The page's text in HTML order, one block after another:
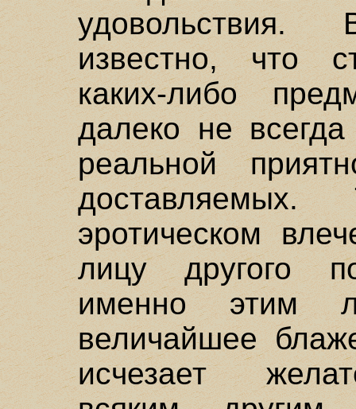
известно, что
каких-либо
далеко не всегда
реальной
эротическом
лицу другого
именно этим
величайшее
исчезает